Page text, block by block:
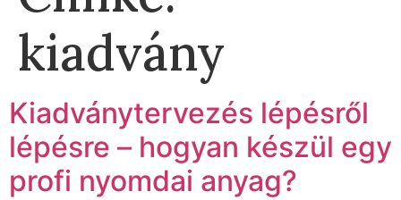
kiadvány
Kiadványtervezés lépésről
lépésre – hogyan készül egy
profi nyomdai anyag?